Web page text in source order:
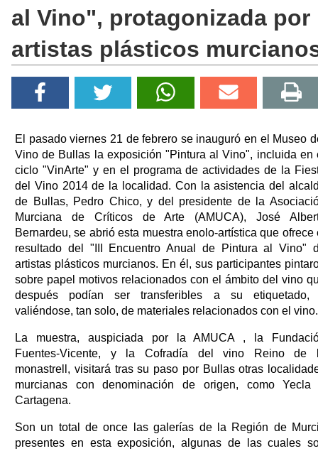
al Vino", protagonizada por
artistas plásticos
El pasado viernes 21 de febrero se inauguró en el Museo
Vino de Bullas la exposición "Pintura al Vino", incluida en
ciclo "VinArte" y en el programa de actividades de la
del Vino 2014 de la localidad. Con la asistencia del
de Bullas, Pedro Chico, y del presidente de la
Murciana de Críticos de Arte (AMUCA), José
Bernardeu, se abrió esta muestra enolo-artística que ofrece
resultado del "III Encuentro Anual de Pintura al Vino"
artistas plásticos murcianos. En él, sus participantes
sobre papel motivos relacionados con el ámbito del vino
después podían ser transferibles a su etiquetado,
valiéndose, tan solo, de materiales relacionados con el vino.
La muestra, auspiciada por la AMUCA , la
Fuentes-Vicente, y la Cofradía del vino Reino de
monastrell, visitará tras su paso por Bullas otras
murcianas con denominación de origen, como Yecla
Cartagena.
Son un total de once las galerías de la Región de
presentes en esta exposición, algunas de las cuales